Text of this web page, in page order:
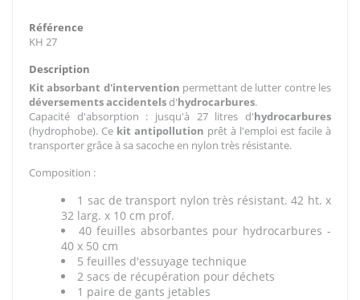
Référence
KH 27
Description
Kit absorbant d'intervention permettant de lutter contre les
déversements accidentelsd'hydrocarbures.
Capacité d'absorption : jusqu'à 27 litres d'hydrocarbures
(hydrophobe). Ce kit antipollution prêt à l'emploi est facile à
transporter grâce à sa sacoche en nylon très résistante.
Composition :
1 sac de transport nylon très résistant. 42 ht. x
32 larg. x 10 cm prof.
40 feuilles absorbantes pour hydrocarbures -
40 x 50 cm
5 feuilles d'essuyage technique
2 sacs de récupération pour déchets
1 paire de gants jetables